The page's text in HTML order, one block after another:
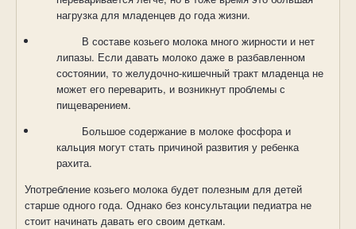
нагрузка для младенцев до года жизни.
В составе козьего молока много жирности и нет
липазы. Если давать молоко даже в разбавленном
состоянии, то желудочно-кишечный тракт младенца не
может его переварить, и возникнут проблемы с
пищеварением.
Большое содержание в молоке фосфора и
кальция могут стать причиной развития у ребенка
рахита.
Употребление козьего молока будет полезным для детей
старше одного года. Однако без консультации педиатра не
стоит начинать давать его своим деткам.